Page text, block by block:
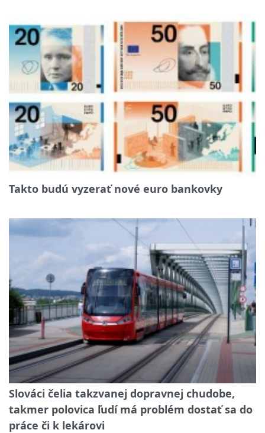
Takto budú vyzerať nové euro bankovky
Slováci čelia takzvanej dopravnej chudobe,
takmer polovica ľudí má problém dostať sa do
práce či k lekárovi